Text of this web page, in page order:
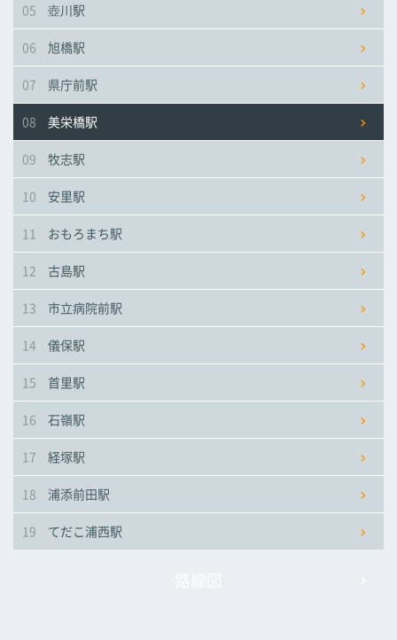
市立病院前駅
浦添前田駅
市立病院前駅
浦添前田駅
市立病院前駅
浦添前田駅
05 壺川駅
06 旭橋駅
07 県庁前駅
08 美栄橋駅
09 牧志駅
10 安里駅
11 おもろまち駅
12 古島駅
13 市立病院前駅
14 儀保駅
15 首里駅
16 石嶺駅
17 経塚駅
18 浦添前田駅
19 てだこ浦西駅